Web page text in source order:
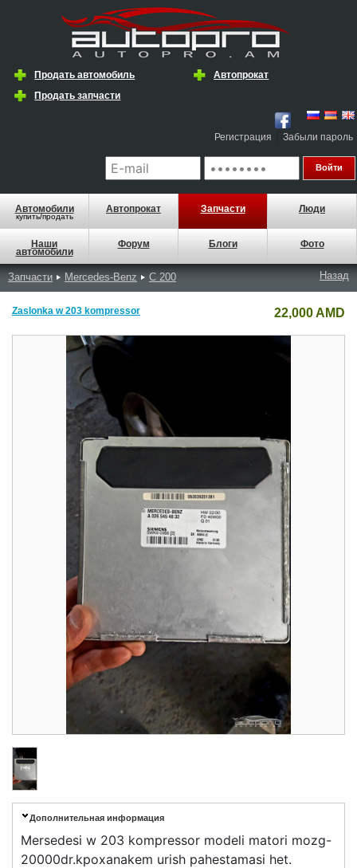
Продать автомобиль
Автопрокат
Продать запчасти
Регистрация Забыли пароль
Автомобили
купить/продать
Автопрокат Запчасти Люди
Наши
автомобили
Форум Блоги Фото
Запчасти Mercedes-Benz C 200 Назад
Zaslonka w 203 kompressor 22,000 AMD
Дополнительная информация
Mersedesi w 203 kompressor modeli matori mozg-
20000dr.kpoxanakem urish pahestamasi het.